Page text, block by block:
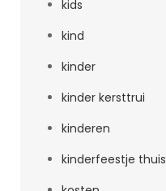
kids
kind
kinder
kinder kersttrui
kinderen
kinderfeestje thuis